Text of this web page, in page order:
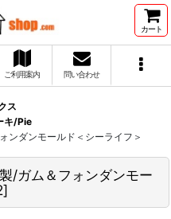
カート
ご利用案内 問い合わせ
ス
キ/Pie
ンダンモールド＜シーライフ＞
/ガム＆フォンダンモー
]